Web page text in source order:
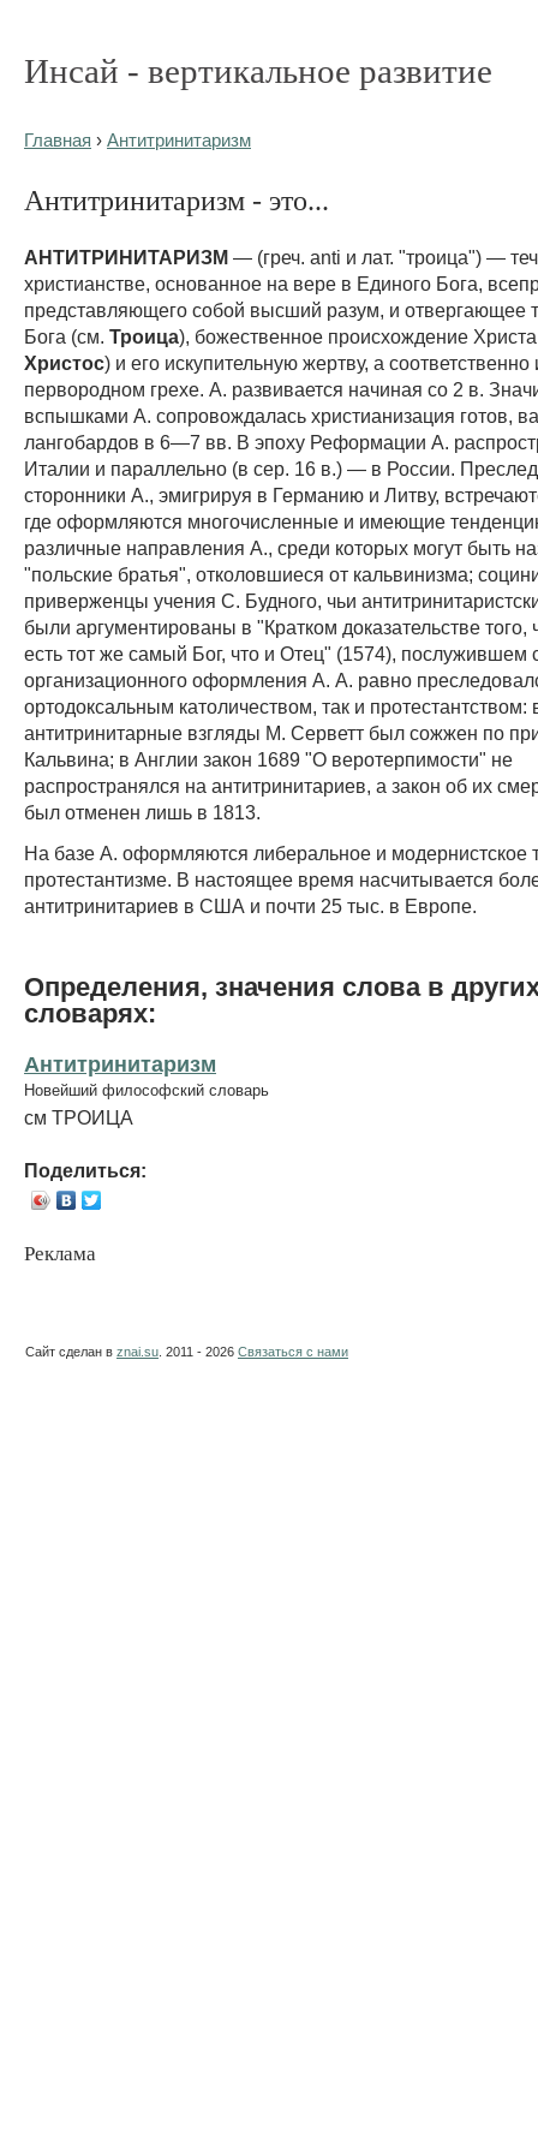
Инсай - вертикальное развитие
Главная › Антитринитаризм
Антитринитаризм - это...
АНТИТРИНИТАРИЗМ — (греч. anti и лат. "троица") —
христианстве, основанное на вере в Единого Бога,
представляющего собой высший разум, и отвергающее
Бога (см. Троица), божественное происхождение
Христос) и его искупительную жертву, а соответственно
первородном грехе. А. развивается начиная со 2 в.
вспышками А. сопровождалась христианизация готов,
лангобардов в 6—7 вв. В эпоху Реформации А.
Италии и параллельно (в сер. 16 в.) — в России.
сторонники А., эмигрируя в Германию и Литву,
где оформляются многочисленные и имеющие
различные направления А., среди которых могут быть
"польские братья", отколовшиеся от кальвинизма;
приверженцы учения С. Будного, чьи
были аргументированы в "Кратком доказательстве того,
есть тот же самый Бог, что и Отец" (1574), послужившем
организационного оформления А. А. равно
ортодоксальным католичеством, так и протестантством:
антитринитарные взгляды М. Серветт был сожжен по
Кальвина; в Англии закон 1689 "О веротерпимости" не
распространялся на антитринитариев, а закон об их
был отменен лишь в 1813.
На базе А. оформляются либеральное и модернистское
протестантизме. В настоящее время насчитывается
антитринитариев в США и почти 25 тыс. в Европе.
Определения, значения слова в
словарях:
Антитринитаризм
Новейший философский словарь
см ТРОИЦА
Поделиться:
Реклама
Сайт сделан в znai.su . 2011 - 2026 Связаться с нами